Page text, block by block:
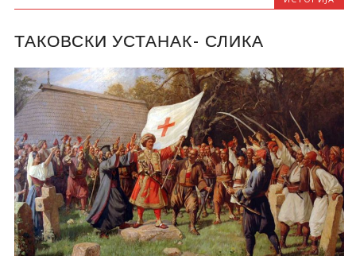
ТАКОВСКИ УСТАНАК- СЛИКА